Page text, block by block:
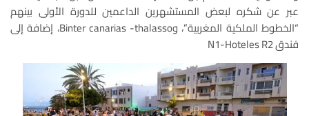
عبر عن شكره لبعض المستشهرين الداعمين للدورة الأولى بينهم
“الخطوط الملكية المغربية”، وBinter canarias -thalasso، إضافة إلى
فندق N1-Hoteles R2